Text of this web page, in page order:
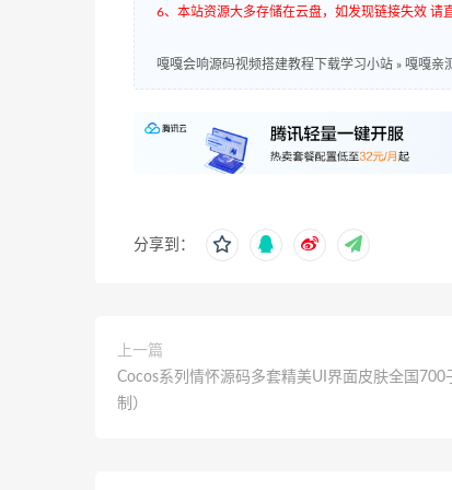
6、本站资源大多存储在云盘，如发现链接失效 请
嘎嘎会响源码视频搭建教程下载学习小站 » 嘎嘎亲
分享到：
上一篇
Cocos系列情怀源码多套精美UI界面皮肤全国700
制）